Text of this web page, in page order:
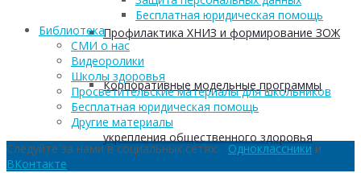
Профилактика ХНИЗ и формирование ЗОЖ
Корпоративные модельные программы
укрепления общественного здоровья
Бесплатная юридическая помощь
Библиотека
СМИ о нас
Видеоролики
Школы здоровья
Просветительские материалы для школьников
Бесплатная юридическая помощь
Другие материалы
Следуйте за нами в социальных сетях: Одноклассники и
ВКонтакте